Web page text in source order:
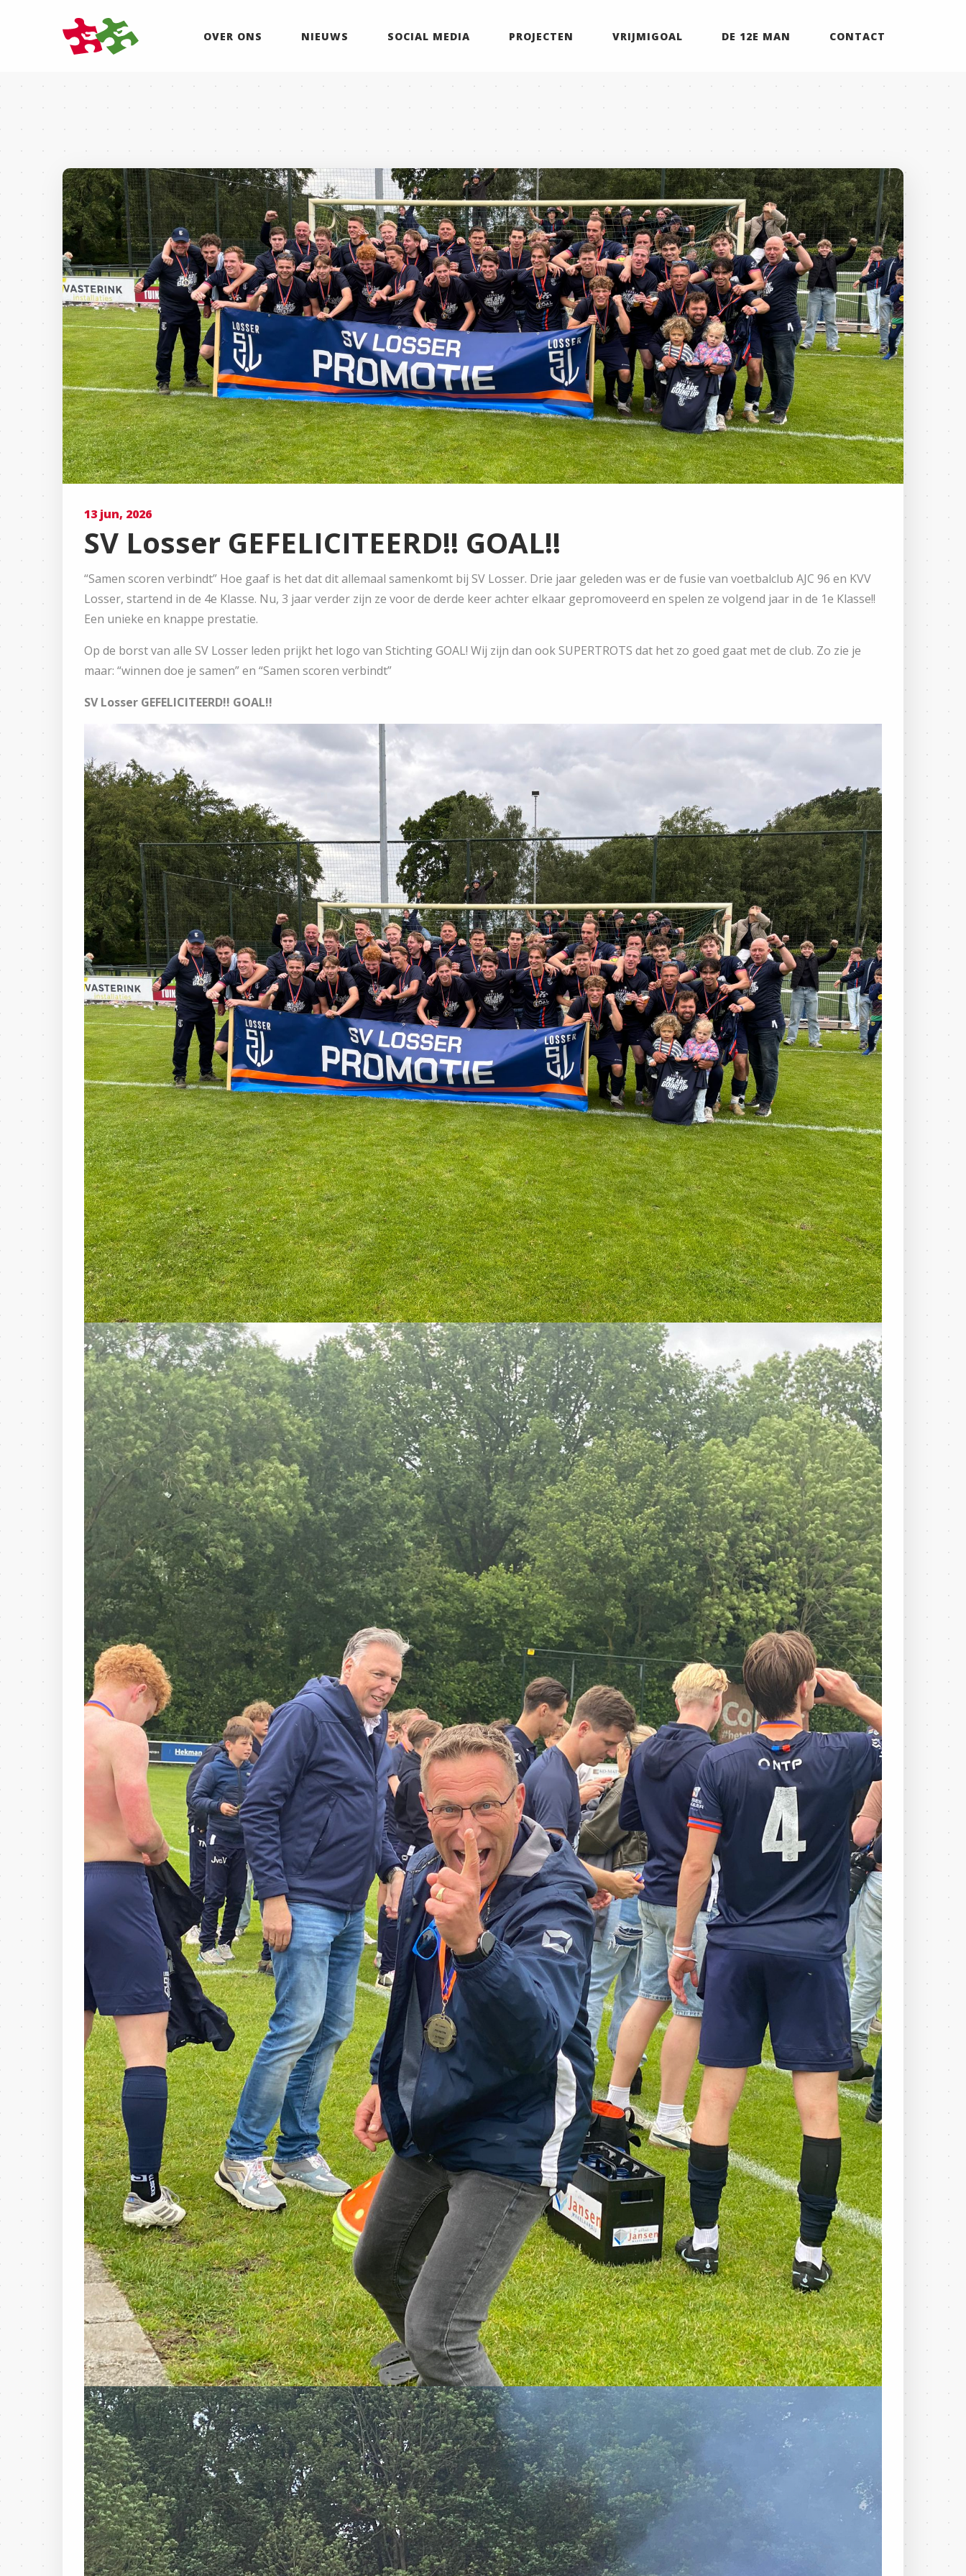
OVER ONS NIEUWS SOCIAL MEDIA PROJECTEN VRIJMIGOAL DE 12E MAN CONTACT
13 jun, 2026
SV Losser GEFELICITEERD!! GOAL!!
“Samen scoren verbindt” Hoe gaaf is het dat dit allemaal samenkomt bij SV Losser. Drie jaar geleden was er de fusie van voetbalclub AJC 96 en KVV
Losser, startend in de 4e Klasse. Nu, 3 jaar verder zijn ze voor de derde keer achter elkaar gepromoveerd en spelen ze volgend jaar in de 1e Klasse!!
Een unieke en knappe prestatie.
Op de borst van alle SV Losser leden prijkt het logo van Stichting GOAL! Wij zijn dan ook SUPERTROTS dat het zo goed gaat met de club. Zo zie je
maar: “winnen doe je samen” en “Samen scoren verbindt”
SV Losser GEFELICITEERD!! GOAL!!